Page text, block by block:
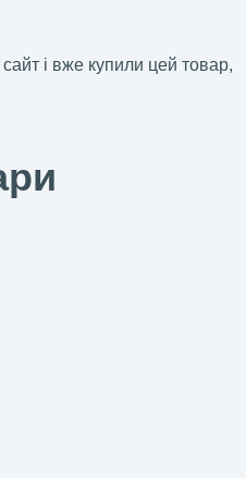
сайт і вже купили цей товар,